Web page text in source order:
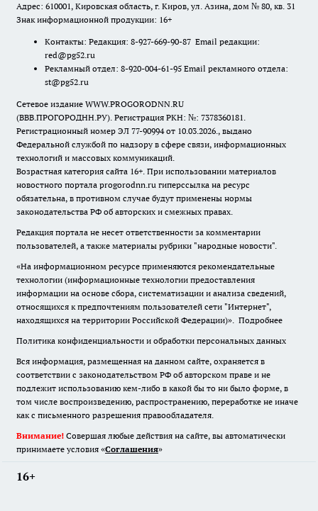
Адрес: 610001, Кировская область, г. Киров, ул. Азина, дом № 80, кв. 31
Знак информационной продукции: 16+
Контакты: Редакция: 8-927-669-90-87 Email редакции:
red@pg52.ru
Рекламный отдел: 8-920-004-61-95 Email рекламного отдела:
st@pg52.ru
Сетевое издание WWW.PROGORODNN.RU
(ВВВ.ПРОГОРОДНН.РУ). Регистрация РКН: №: 7378360181.
Регистрационный номер ЭЛ 77-90994 от 10.03.2026., выдано
Федеральной службой по надзору в сфере связи, информационных
технологий и массовых коммуникаций.
Возрастная категория сайта 16+. При использовании материалов
новостного портала progorodnn.ru гиперссылка на ресурс
обязательна, в противном случае будут применены нормы
законодательства РФ об авторских и смежных правах.
Редакция портала не несет ответственности за комментарии
пользователей, а также материалы рубрики "народные новости".
«На информационном ресурсе применяются рекомендательные
технологии (информационные технологии предоставления
информации на основе сбора, систематизации и анализа сведений,
относящихся к предпочтениям пользователей сети "Интернет",
находящихся на территории Российской Федерации)». Подробнее
Политика конфиденциальности и обработки персональных данных
Вся информация, размещенная на данном сайте, охраняется в
соответствии с законодательством РФ об авторском праве и не
подлежит использованию кем-либо в какой бы то ни было форме, в
том числе воспроизведению, распространению, переработке не иначе
как с письменного разрешения правообладателя.
Внимание! Совершая любые действия на сайте, вы автоматически
принимаете условия «Cоглашения»
16+